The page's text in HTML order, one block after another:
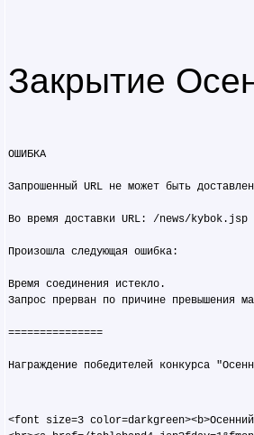
Закрытие
ОШИБКА
Запрошенный URL не может быть доставлен
Во время доставки URL: /news/kybok.jsp
Произошла следующая ошибка:
Время соединения истекло.
Запрос прерван по причине превышения
===============
Награждение победителей конкурса
<font size=3